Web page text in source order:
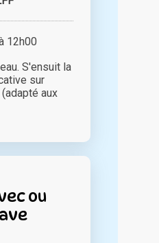
12h00
S'ensuit la
sur
aux
ou